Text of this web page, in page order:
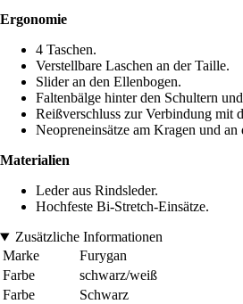
Ergonomie
4 Taschen.
Verstellbare Laschen an der Taille.
Slider an den Ellenbogen.
Faltenbälge hinter den Schultern
Reißverschluss zur Verbindung mit
Neopreneinsätze am Kragen und
Materialien
Leder aus Rindsleder.
Hochfeste Bi-Stretch-Einsätze.
Zusätzliche Informationen
Marke
Furygan
Farbe
schwarz/weiß
Farbe
Schwarz